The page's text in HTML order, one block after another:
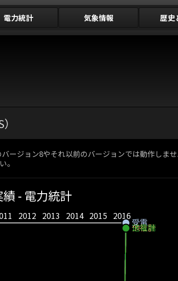
電力統計 気象情報 歴史
ジョン8やそれ以前のバージョンでは動作しま
。
2012 2013 2014 2015 2016
- 電力統計
受電
他社計
送電端